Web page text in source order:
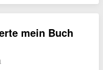
mein Buch